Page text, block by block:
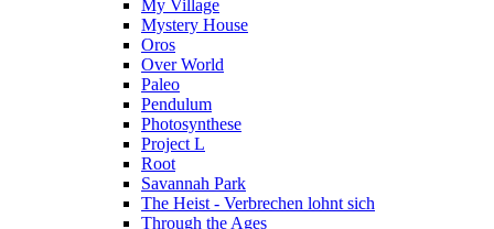
My Village
Mystery House
Oros
Over World
Paleo
Pendulum
Photosynthese
Project L
Root
Savannah Park
The Heist - Verbrechen lohnt sich
Through the Ages